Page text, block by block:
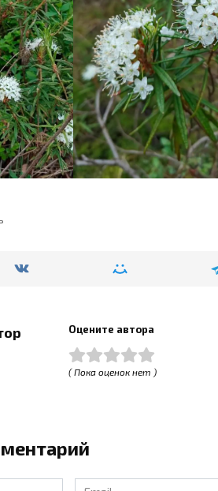
Оцените автора
( Пока оценок нет )
Email